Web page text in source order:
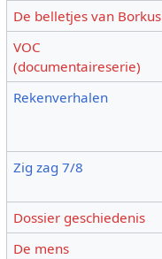
De belletjes van Borkus
VOC
(documentaireserie)
Rekenverhalen
Zig zag 7/8
Dossier geschiedenis
De mens